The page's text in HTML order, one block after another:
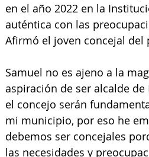
en el año 2022 en la
auténtica con las
Afirmó el joven concejal del
Samuel no es ajeno a la
aspiración de ser alcalde
el concejo serán
mi municipio, por eso he
debemos ser concejales
las necesidades y